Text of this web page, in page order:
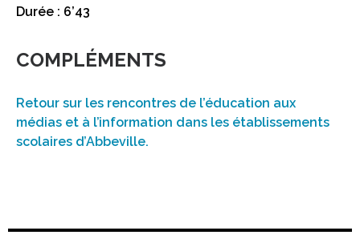
Durée : 6’43
COMPLÉMENTS
Retour sur les rencontres de l’éducation aux
médias et à l’information dans les établissements
scolaires d’Abbeville.